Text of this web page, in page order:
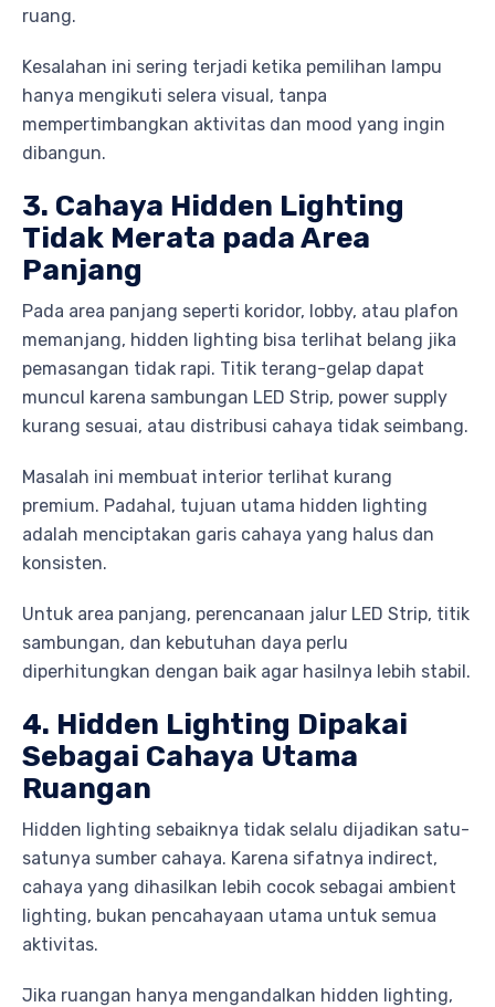
ruang.
Kesalahan ini sering terjadi ketika pemilihan lampu
hanya mengikuti selera visual, tanpa
mempertimbangkan aktivitas dan mood yang ingin
dibangun.
3. Cahaya Hidden Lighting
Tidak Merata pada Area
Panjang
Pada area panjang seperti koridor, lobby, atau plafon
memanjang, hidden lighting bisa terlihat belang jika
pemasangan tidak rapi. Titik terang-gelap dapat
muncul karena sambungan LED Strip, power supply
kurang sesuai, atau distribusi cahaya tidak seimbang.
Masalah ini membuat interior terlihat kurang
premium. Padahal, tujuan utama hidden lighting
adalah menciptakan garis cahaya yang halus dan
konsisten.
Untuk area panjang, perencanaan jalur LED Strip, titik
sambungan, dan kebutuhan daya perlu
diperhitungkan dengan baik agar hasilnya lebih stabil.
4. Hidden Lighting Dipakai
Sebagai Cahaya Utama
Ruangan
Hidden lighting sebaiknya tidak selalu dijadikan satu-
satunya sumber cahaya. Karena sifatnya indirect,
cahaya yang dihasilkan lebih cocok sebagai ambient
lighting, bukan pencahayaan utama untuk semua
aktivitas.
Jika ruangan hanya mengandalkan hidden lighting,